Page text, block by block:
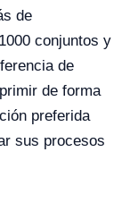
de
conjuntos y
de
de forma
preferida
sus procesos